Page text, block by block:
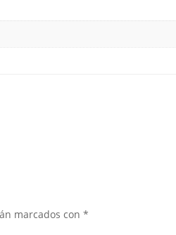
marcados con *